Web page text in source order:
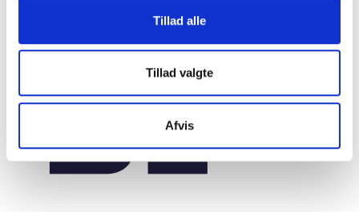
Tillad alle
Tillad valgte
Afvis